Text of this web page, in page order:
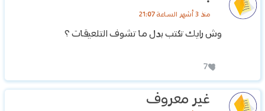
منذ 3 أشهر الساعة 21:07
وش رايك تكتب بدل ما تشوف التلعيقات ؟
7
غير معروف